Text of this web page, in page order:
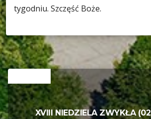
tygodniu. Szczęść Boże.
XVIII NIEDZIELA ZWYKŁA